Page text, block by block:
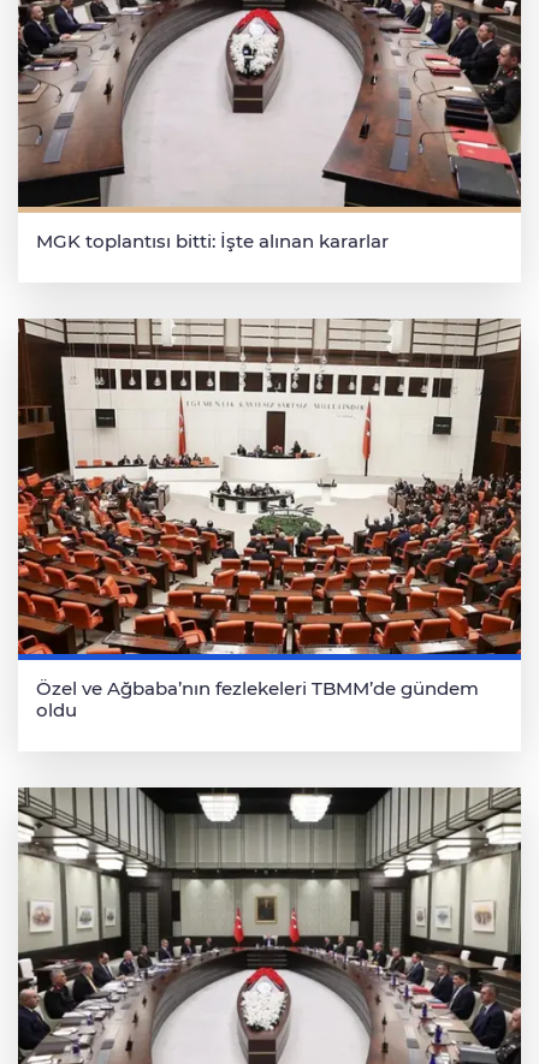
MGK toplantısı bitti: İşte alınan kararlar
Özel ve Ağbaba’nın fezlekeleri TBMM’de gündem
oldu